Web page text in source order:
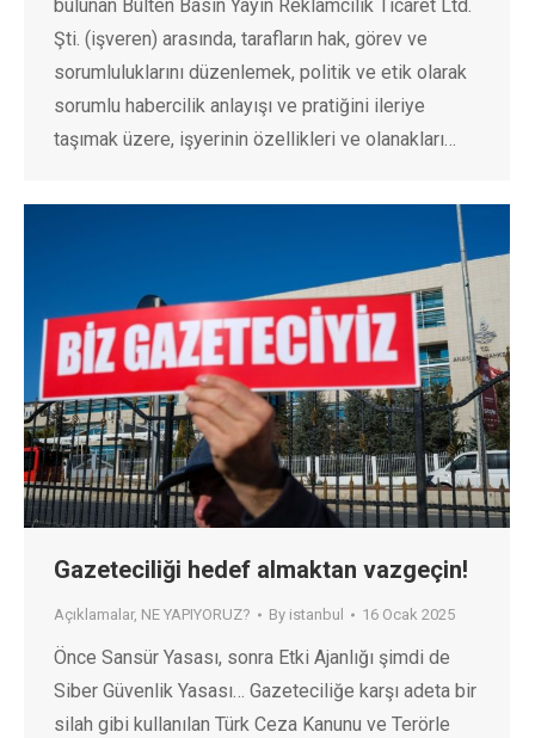
bulunan Bülten Basın Yayın Reklamcılık Ticaret Ltd.
Şti. (işveren) arasında, tarafların hak, görev ve
sorumluluklarını düzenlemek, politik ve etik olarak
sorumlu habercilik anlayışı ve pratiğini ileriye
taşımak üzere, işyerinin özellikleri ve olanakları…
Gazeteciliği hedef almaktan vazgeçin!
Açıklamalar, NE YAPIYORUZ? By istanbul 16 Ocak 2025
Önce Sansür Yasası, sonra Etki Ajanlığı şimdi de
Siber Güvenlik Yasası… Gazeteciliğe karşı adeta bir
silah gibi kullanılan Türk Ceza Kanunu ve Terörle